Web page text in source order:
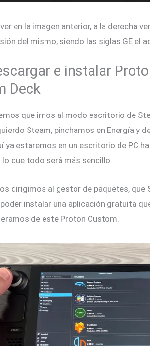
en la imagen anterior, a la derecha
del mismo, siendo las siglas GE el
e instalar
Deck
que irnos al modo escritorio de
Steam, pinchamos en Energía y
ya estaremos en un escritorio de PC
lo que todo será más sencillo.
dirigimos al gestor de paquetes, que
poder instalar una aplicación gratuita
de este Proton Custom.